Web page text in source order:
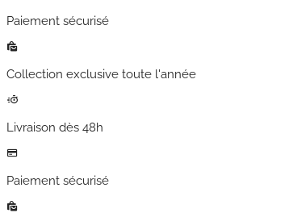
Paiement sécurisé
Collection exclusive toute l'année
Livraison dès 48h
Paiement sécurisé